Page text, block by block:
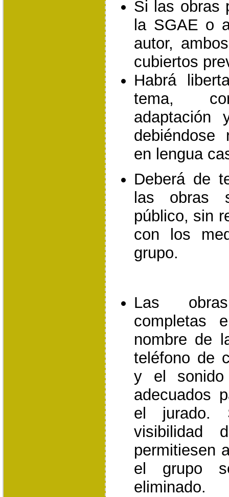
Si las obras
la SGAE o
autor,
cubiertos
Habrá
tema,
adaptación
debiéndose
en lengua
Deberá de
las obras
público, sin
con los
grupo.
Las
completas
nombre de
teléfono de
y el
adecuados
el
visibilidad
permitiesen
el grupo
eliminado.